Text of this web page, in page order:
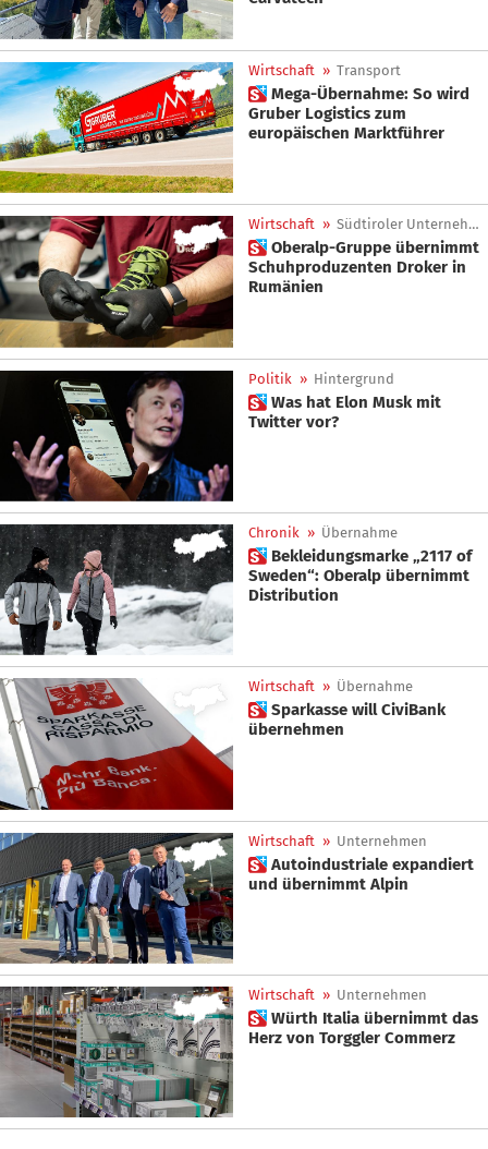
Wirtschaft » Transport
 Mega-Übernahme: So wird
Gruber Logistics zum
europäischen Marktführer
Wirtschaft » Südtiroler Unternehmen
 Oberalp-Gruppe übernimmt
Schuhproduzenten Droker in
Rumänien
Politik » Hintergrund
 Was hat Elon Musk mit
Twitter vor?
Chronik » Übernahme
 Bekleidungsmarke „2117 of
Sweden“: Oberalp übernimmt
Distribution
Wirtschaft » Übernahme
 Sparkasse will CiviBank
übernehmen
Wirtschaft » Unternehmen
 Autoindustriale expandiert
und übernimmt Alpin
Wirtschaft » Unternehmen
 Würth Italia übernimmt das
Herz von Torggler Commerz